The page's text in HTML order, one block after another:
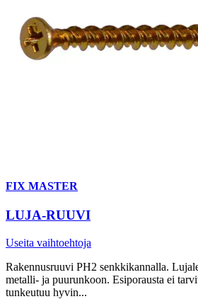
FIX MASTER
LUJA-RUUVI
Useita vaihtoehtoja
Rakennusruuvi PH2 senkkikannalla.
metalli- ja puurunkoon. Esiporausta ei
tunkeutuu hyvin...